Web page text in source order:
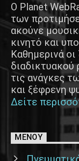
Ο Planet
των
ακούνε
κινητό και
Καθημερινά
τις ανάγκες
και ξέφρενη
Δείτε
ΜΕΝΟΥ